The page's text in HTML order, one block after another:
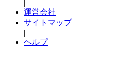
|
運営会社
サイトマップ
|
ヘルプ